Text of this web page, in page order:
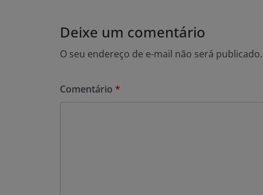
Deixe um comentário
O seu endereço de e-mail não será publicado.
Comentário *